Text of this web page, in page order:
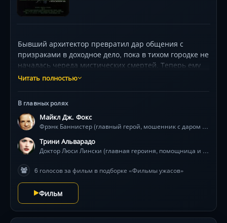
Бывший архитектор превратил дар общения с
призраками в доходное дело, пока в тихом городке не
началась череда мистических смертей. Теперь ему
предстоит не просто разоблачить аферы, а
доктора Люси он вступает в схватку, где ставка —
души живых и мёртвых. Майкл Джей Фокс и Трини
Альварадо в адреналиновом миксе ужасов и чёрного
юмора от режиссёра «Властелина колец». Эффекты,
опередившие время, держат в напряжении до
Читать полностью
В главных ролях
Майкл Дж. Фокс
Фрэнк Баннистер (главный герой, мошенник с даром видеть призраков)
Трини Альварадо
Доктор Люси Лински (главная героиня, помощница и любовный интерес Фрэнка)
6 голосов за фильм в подборке «Фильмы ужасов»
Фильм